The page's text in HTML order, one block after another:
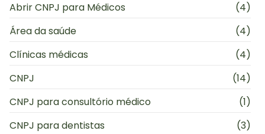
Abrir CNPJ para Médicos
(4)
Área da saúde
(4)
Clínicas médicas
(4)
CNPJ
(14)
CNPJ para consultório médico
(1)
CNPJ para dentistas
(3)